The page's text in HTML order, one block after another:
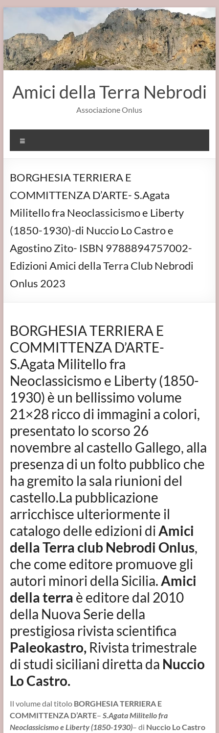
Salta
contenuto
Amici della Terra Nebrodi
Associazione Onlus
BORGHESIA TERRIERA E
COMMITTENZA D’ARTE- S.Agata
Militello fra Neoclassicismo e Liberty
(1850-1930)-di Nuccio Lo Castro e
Agostino Zito- ISBN 9788894757002-
Edizioni Amici della Terra Club Nebrodi
Onlus 2023
BORGHESIA TERRIERA E
COMMITTENZA D’ARTE-
S.Agata Militello fra
Neoclassicismo e Liberty (1850-
1930) è un bellissimo volume
21×28 ricco di immagini a colori,
presentato lo scorso 26
novembre al castello Gallego, alla
presenza di un folto pubblico che
ha gremito la sala riunioni del
castello.La pubblicazione
arricchisce ulteriormente il
catalogo delle edizioni diAmici
della Terraclub Nebrodi Onlus,
che come editore promuove gli
autori minori della Sicilia.Amici
della terra è editore dal 2010
della Nuova Serie della
prestigiosa rivista scientifica
Paleokastro, Rivista trimestrale
di studi siciliani diretta da Nuccio
Lo Castro.
Il volume dal titolo BORGHESIA TERRIERA E
COMMITTENZA D’ARTE– S.Agata Militello fra
Neoclassicismo e Liberty (1850-1930)– di Nuccio Lo Castro